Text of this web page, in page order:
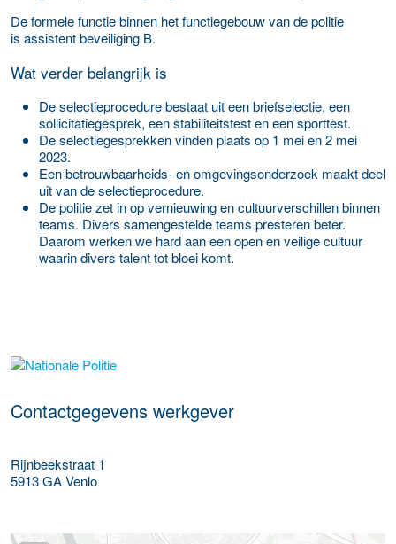
De formele functie binnen het functiegebouw van de politie
is assistent beveiliging B.
Wat verder belangrijk is
De selectieprocedure bestaat uit een briefselectie, een
sollicitatiegesprek, een stabiliteitstest en een sporttest.
De selectiegesprekken vinden plaats op 1 mei en 2 mei
2023.
Een betrouwbaarheids- en omgevingsonderzoek maakt deel
uit van de selectieprocedure.
De politie zet in op vernieuwing en cultuurverschillen binnen
teams. Divers samengestelde teams presteren beter.
Daarom werken we hard aan een open en veilige cultuur
waarin divers talent tot bloei komt.
Meer werkgever details
Contactgegevens werkgever
Rijnbeekstraat 1
5913 GAVenlo